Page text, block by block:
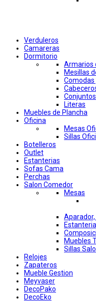
Verduleros
Camareras
Dormitorio
Armarios
Mesillas
Literas
Muebles de Plancha
Oficina
Mesas
Sillas
Botelleros
Outlet
Estanterias
Sofas Cama
Perchas
Salon Comedor
Mesas
Muebles
Sillas
Relojes
Zapateros
Mueble Gestion
Meyvaser
DecoPako
DecoEko